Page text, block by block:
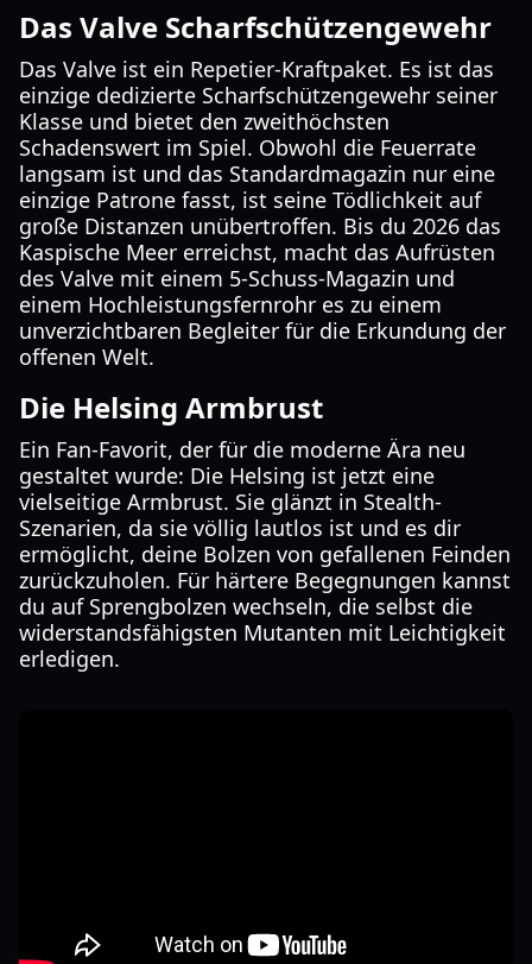
Das Valve Scharfschützengewehr
Das Valve ist ein Repetier-Kraftpaket. Es ist das
einzige dedizierte Scharfschützengewehr seiner
Klasse und bietet den zweithöchsten
Schadenswert im Spiel. Obwohl die Feuerrate
langsam ist und das Standardmagazin nur eine
einzige Patrone fasst, ist seine Tödlichkeit auf
große Distanzen unübertroffen. Bis du 2026 das
Kaspische Meer erreichst, macht das Aufrüsten
des Valve mit einem 5-Schuss-Magazin und
einem Hochleistungsfernrohr es zu einem
unverzichtbaren Begleiter für die Erkundung der
offenen Welt.
Die Helsing Armbrust
Ein Fan-Favorit, der für die moderne Ära neu
gestaltet wurde: Die Helsing ist jetzt eine
vielseitige Armbrust. Sie glänzt in Stealth-
Szenarien, da sie völlig lautlos ist und es dir
ermöglicht, deine Bolzen von gefallenen Feinden
zurückzuholen. Für härtere Begegnungen kannst
du auf Sprengbolzen wechseln, die selbst die
widerstandsfähigsten Mutanten mit Leichtigkeit
erledigen.